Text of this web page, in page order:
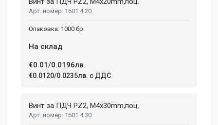
1601 4 20
1000 бр.
На склад
€0.01/0.0196лв.
€0.0120/0.0235лв. с ДДС
Винт за ПДЧ PZ2, M4x30mm,поц.
1601 4 30